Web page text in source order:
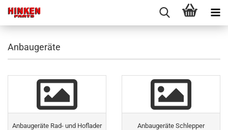
Anbaugeräte
Anbaugeräte Rad- und Hoflader Anbaugeräte Schlepper